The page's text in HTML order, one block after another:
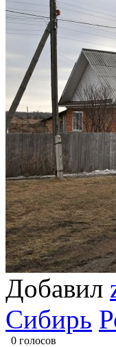
Добавил
Сибирь
0 голосов